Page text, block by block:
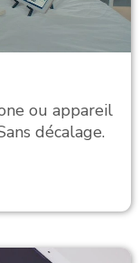
ou appareil
décalage.